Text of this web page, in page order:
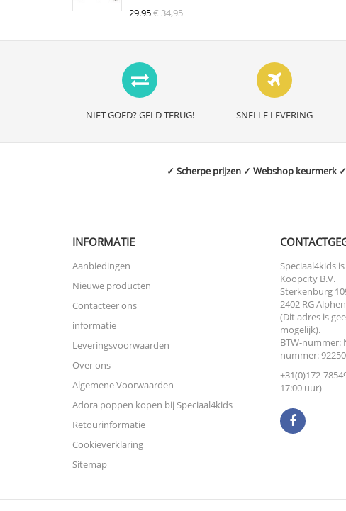
29.95€ 34,95
NIET GOED? GELD TERUG! SNELLE LEVERING
✓ Scherpe prijzen ✓ Webshop keurmerk
INFORMATIE
Aanbiedingen
Nieuwe producten
Contacteer ons
informatie
Leveringsvoorwaarden
Over ons
Algemene Voorwaarden
Adora poppen kopen bij Speciaal4kids
Retourinformatie
Cookieverklaring
Sitemap
Speciaal4kids
Koopcity B.V.
Sterkenburg
2402 RG
(Dit adres is
mogelijk).
BTW-nummer:
nummer:
+31(0)172-
17:00 uur)